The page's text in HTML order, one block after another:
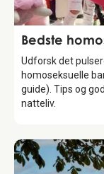
Guide
Bedste
Udforsk det
homoseksuelle
guide). Tips og
natteliv.